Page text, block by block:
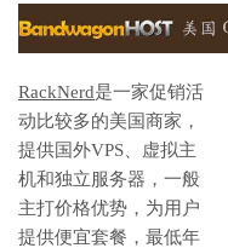
RackNerd是一家促销活
动比较多的美国商家，
提供国外VPS、虚拟主
机和独立服务器，一般
主打价格优势，为用户
提供便宜套餐，最低年